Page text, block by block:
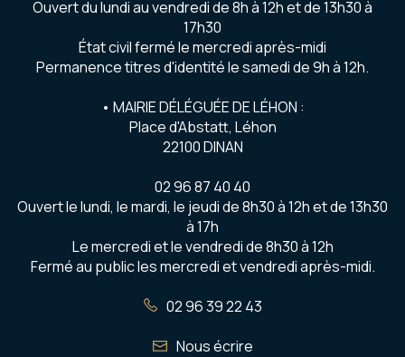
Ouvert du lundi au vendredi de 8h à 12h et de 13h30 à
17h30
État civil fermé le mercredi après-midi
Permanence titres d'identité le samedi de 9h à 12h.
• MAIRIE DÉLÉGUÉE DE LÉHON :
Place d'Abstatt, Léhon
22100 DINAN
02 96 87 40 40
Ouvert le lundi, le mardi, le jeudi de 8h30 à 12h et de 13h30
à 17h
Le mercredi et le vendredi de 8h30 à 12h
Fermé au public les mercredi et vendredi après-midi.
02 96 39 22 43
Nous écrire